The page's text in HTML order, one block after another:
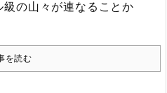
の山々が連なることか
を読む